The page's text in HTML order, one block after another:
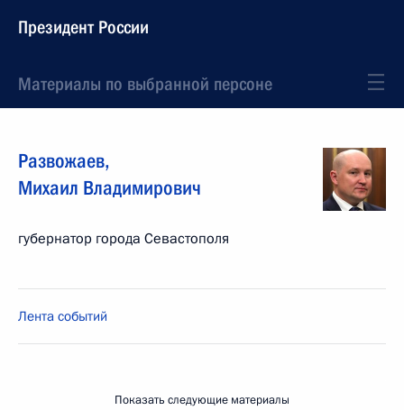
Президент России
Материалы по выбранной персоне
Развожаев,
Михаил Владимирович
губернатор города Севастополя
Лента событий
Показать следующие материалы